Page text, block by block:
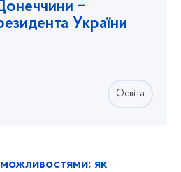
‒
України
Освіта
як